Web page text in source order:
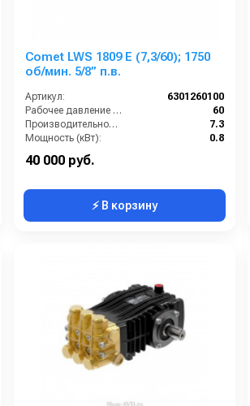
Comet LWS 1809 E (7,3/60); 1750
об/мин. 5/8” п.в.
Артикул:
6301260100
Рабочее давление (бар):
60
Производительность (л/мин):
7.3
Мощность (кВт):
0.8
40 000 руб.
⚡ В корзину